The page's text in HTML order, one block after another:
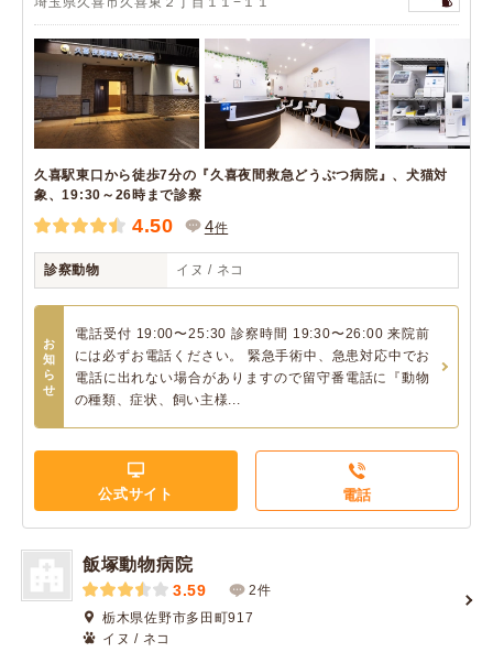
久喜駅東口から徒歩7分の『久喜夜間救急どうぶつ病院』、犬猫対
象、19:30～26時まで診察
4.50 4件
診察動物 イヌ / ネコ
お
知
ら
せ
電話受付 19:00〜25:30 診察時間 19:30〜26:00 来院前
には必ずお電話ください。 緊急手術中、急患対応中でお
電話に出れない場合がありますので留守番電話に『動物
の種類、症状、飼い主様...
公式サイト 電話
飯塚動物病院
3.59
2件
栃木県佐野市多田町917
イヌ / ネコ